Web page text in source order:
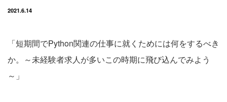
2021.6.14
「短期間でPython関連の仕事に就くためには何をするべき
か。～未経験者求人が多いこの時期に飛び込んでみよう
～」